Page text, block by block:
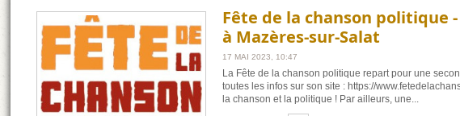
Fête de la chanson politique
à Mazères-sur-Salat
17 MAI 2023, 10:47
La Fête de la chanson politique repart pour une
toutes les infos sur son site : https://
la chanson et la politique ! Par ailleurs, une...